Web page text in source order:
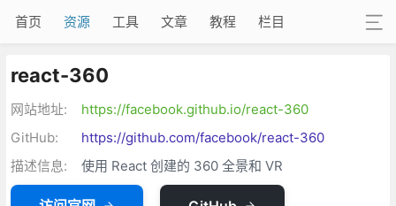
首页 资源 工具 文章 教程 栏目
react-360
网站地址:
https://facebook.github.io/react-360
GitHub:
https://github.com/facebook/react-360
描述信息:
使用 React 创建的 360 全景和 VR